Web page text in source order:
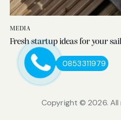
MEDIA
Fresh startup ideas for your
Copyright © 2026. All
0853311979